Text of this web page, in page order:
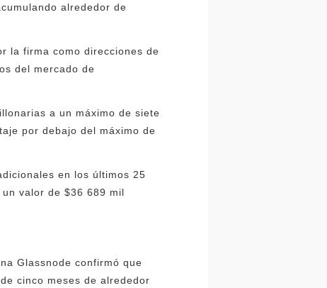
alrededor de
la firma como direcciones de
del mercado de
a un máximo de siete
por debajo del máximo de
en los últimos 25
valor de $36 689 mil
Glassnode confirmó que
cinco meses de alrededor